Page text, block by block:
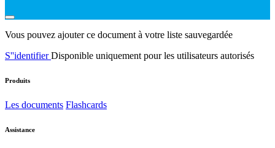
Vous pouvez ajouter ce document à votre liste sauvegardée
S''identifierDisponible uniquement pour les utilisateurs autorisés
Produits
Les documents Flashcards
Assistance